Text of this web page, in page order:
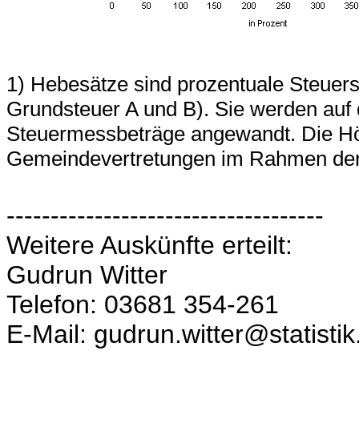
1) Hebesätze sind prozentuale
Grundsteuer A und B). Sie werden
Steuermessbeträge angewandt. Die
Gemeindevertretungen im Rahmen
------------------------------------
Weitere Auskünfte erteilt:
Gudrun Witter
Telefon: 03681 354-261
E-Mail: